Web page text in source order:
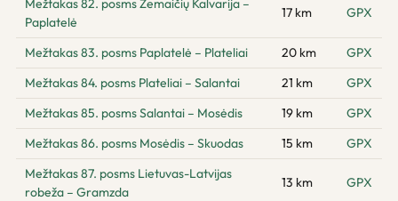
Mežtakas 82. posms Žemaičių Kalvarija –
Paplatelė
17 km GPX
Mežtakas 83. posms Paplatelė – Plateliai 20 km
GPX
Mežtakas 84. posms Plateliai – Salantai
21 km
GPX
Mežtakas 85. posms Salantai – Mosėdis
19 km
GPX
Mežtakas 86. posms Mosėdis – Skuodas
15 km
GPX
Mežtakas 87. posms Lietuvas-Latvijas
robeža – Gramzda
13 km GPX